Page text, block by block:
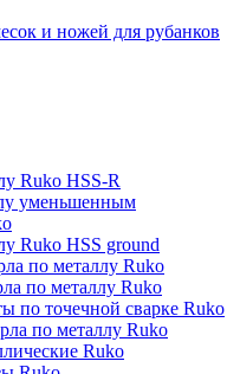
и ножей для рубанков
Ruko HSS-R
уменьшенным
Ruko HSS ground
по металлу Ruko
по металлу Ruko
по точечной сварке Ruko
по металлу Ruko
Ruko